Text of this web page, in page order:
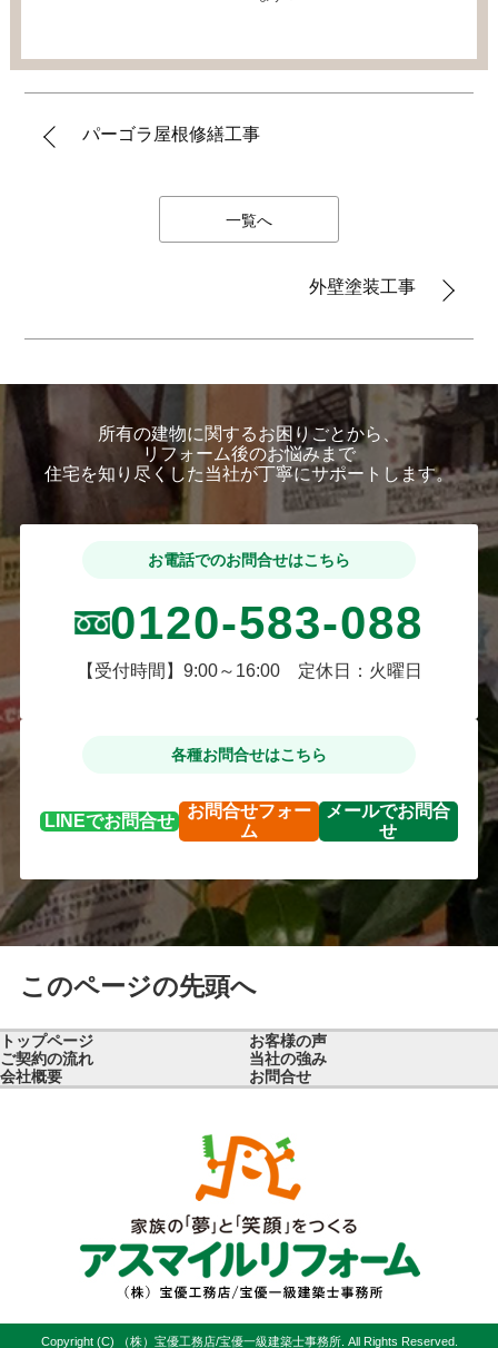
パーゴラ屋根修繕工事
一覧へ
外壁塗装工事
所有の建物に関するお困りごとから、
リフォーム後のお悩みまで
住宅を知り尽くした当社が丁寧にサポートします。
お電話でのお問合せはこちら
0120-583-088
【受付時間】9:00～16:00 定休日：火曜日
各種お問合せはこちら
LINEでお問合せ
お問合せフォー
ム
メールでお問合
せ
このページの先頭へ
トップページ
お客様の声
ご契約の流れ
当社の強み
会社概要
お問合せ
Copyright (C) （株）宝優工務店/宝優一級建築士事務所. All Rights Reserved.